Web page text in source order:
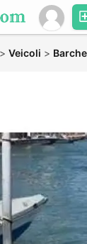
> Veicoli >